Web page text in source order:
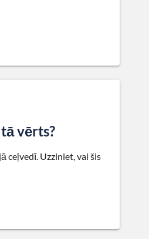
vērts?
ceļvedī. Uzziniet, vai šis